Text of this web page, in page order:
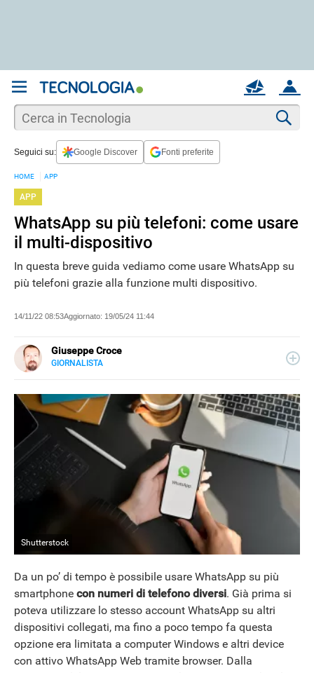
ACCOUNT
MAIL
NEWS
Seguici su: Google Discover Fonti preferite
HOME APP
APP
WhatsApp su più telefoni: come usare
il multi-dispositivo
In questa breve guida vediamo come usare WhatsApp su
più telefoni grazie alla funzione multi dispositivo.
14/11/22 08:53Aggiornato: 19/05/24 11:44
Giuseppe Croce
GIORNALISTA
automotive. È entrato in Libero Tecnologia nel 2018.
Shutterstock
Da un po’ di tempo è possibile usare WhatsApp su più
smartphone con numeri di telefono diversi. Già prima si
poteva utilizzare lo stesso account WhatsApp su altri
dispositivi collegati, ma fino a poco tempo fa questa
opzione era limitata a computer Windows e altri device
con attivo WhatsApp Web tramite browser. Dalla